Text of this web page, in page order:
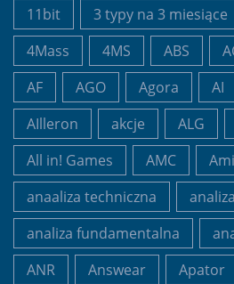
11bit
3 typy na 3 miesiące
4Mass
4MS ABS
AF
AGO Agora AI
AIlleron
akcje ALG
All in! Games
AMC
anaaliza techniczna
analiza
analiza fundamentalna
ANR
Answear Apator